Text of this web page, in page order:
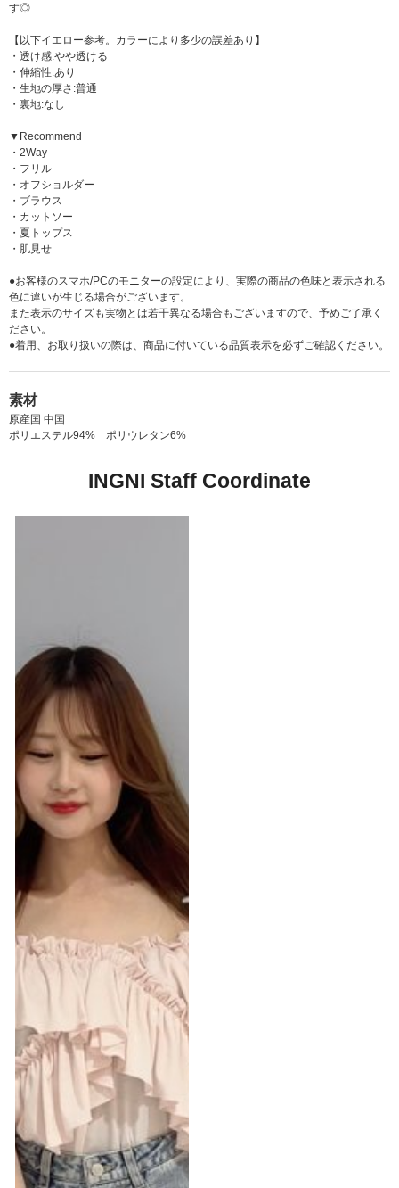
す◎
【以下イエロー参考。カラーにより多少の誤差あり】
・透け感:やや透ける
・伸縮性:あり
・生地の厚さ:普通
・裏地:なし
▼Recommend
・2Way
・フリル
・オフショルダー
・ブラウス
・カットソー
・夏トップス
・肌見せ
●お客様のスマホ/PCのモニターの設定により、実際の商品の色味と表示される
色に違いが生じる場合がございます。
また表示のサイズも実物とは若干異なる場合もございますので、予めご了承く
ださい。
●着用、お取り扱いの際は、商品に付いている品質表示を必ずご確認ください。
素材
原産国 中国
ポリエステル94% ポリウレタン6%
INGNI Staff Coordinate